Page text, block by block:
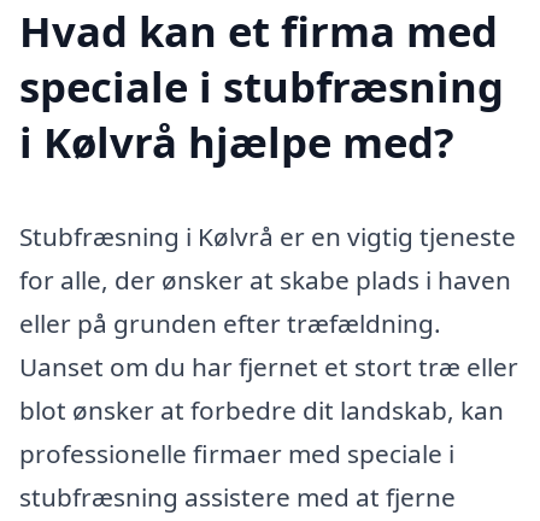
Hvad kan et firma med
speciale i stubfræsning
i Kølvrå hjælpe med?
Stubfræsning i Kølvrå er en vigtig tjeneste
for alle, der ønsker at skabe plads i haven
eller på grunden efter træfældning.
Uanset om du har fjernet et stort træ eller
blot ønsker at forbedre dit landskab, kan
professionelle firmaer med speciale i
stubfræsning assistere med at fjerne